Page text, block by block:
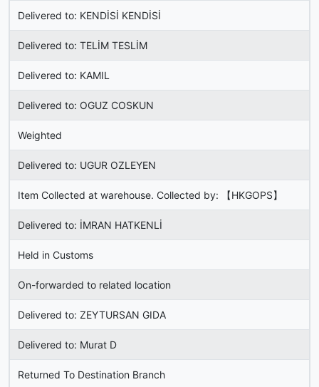
Delivered to: KENDİSİ KENDİSİ
Delivered to: TELİM TESLİM
Delivered to: KAMIL
Delivered to: OGUZ COSKUN
Weighted
Delivered to: UGUR OZLEYEN
Item Collected at warehouse. Collected by: 【HKGOPS】
Delivered to: İMRAN HATKENLİ
Held in Customs
On-forwarded to related location
Delivered to: ZEYTURSAN GIDA
Delivered to: Murat D
Returned To Destination Branch